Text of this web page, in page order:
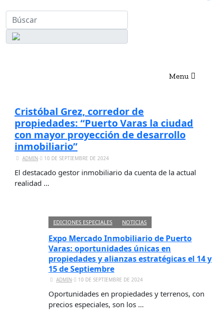
Menu
Cristóbal Grez, corredor de
propiedades: “Puerto Varas la ciudad
con mayor proyección de desarrollo
inmobiliario”
ADMIN⋅ 10 DE SEPTIEMBRE DE 2024
El destacado gestor inmobiliario da cuenta de la actual
realidad …
EDICIONES ESPECIALES NOTICIAS
Expo Mercado Inmobiliario de Puerto
Varas: oportunidades únicas en
propiedades y alianzas estratégicas el 14 y
15 de Septiembre
ADMIN⋅ 10 DE SEPTIEMBRE DE 2024
Oportunidades en propiedades y terrenos, con
precios especiales, son los …